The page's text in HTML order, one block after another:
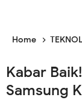
Home
Kabar
Samsung